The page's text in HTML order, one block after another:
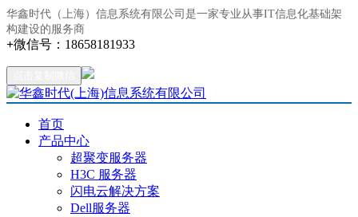
华鑫时代（上海）信息系统有限公司是一家专业从事IT信息化基础架
构建设的服务商
+微信号： 18658181933
首页
产品中心
超聚变服务器
H3C 服务器
闪电云解决方案
Dell服务器